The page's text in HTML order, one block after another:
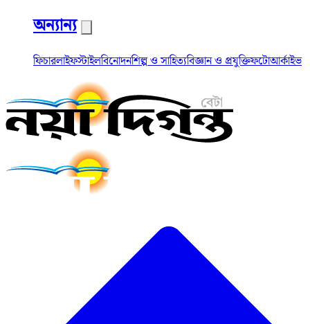
অন্যান্য
ফিচারলাইফস্টাইলবিনোদনশিল্প ও সাহিত্যবিজ্ঞান ও প্রযুক্তিফটোআর্কাইভ